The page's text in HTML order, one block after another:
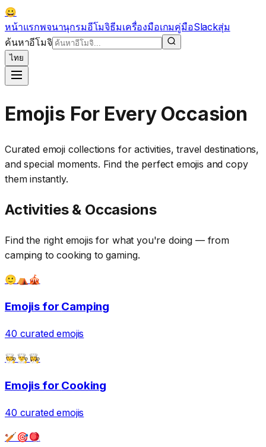
😀
หน้าแรกพจนานุกรมอีโมจิธีมเครื่องมือเกมคู่มือSlackสุ่ม
ค้นหาอีโมจิ
ไทย
Emojis For Every Occasion
Curated emoji collections for activities, travel destinations,
and special moments. Find the perfect emojis and copy
them instantly.
Activities & Occasions
Find the right emojis for what you're doing — from
camping to cooking to gaming.
🙂⛺🎪
Emojis for Camping
40 curated emojis
🧑‍🍳👨‍🍳👩‍🍳
Emojis for Cooking
40 curated emojis
🏏🎯🪀